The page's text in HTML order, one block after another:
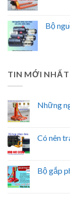
Bộ
TIN MỚI NHẤT
Những
Có nên
Bộ gắp